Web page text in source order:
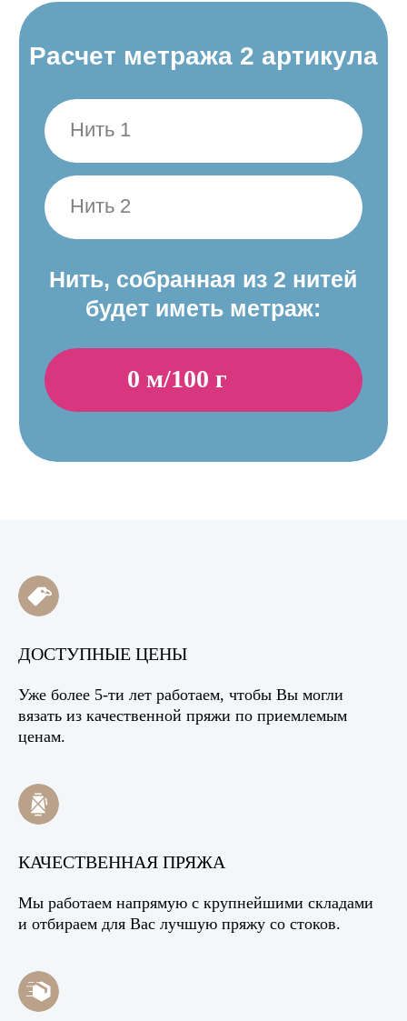
ДОСТУПНЫЕ ЦЕНЫ
Уже более 5-ти лет работаем, чтобы Вы могли
вязать из качественной пряжи по приемлемым
ценам.
КАЧЕСТВЕННАЯ ПРЯЖА
Мы работаем напрямую с крупнейшими складами
и отбираем для Вас лучшую пряжу со стоков.